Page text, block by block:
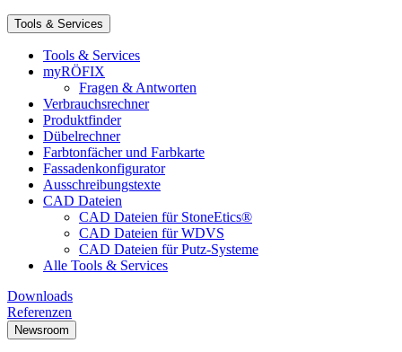
Tools & Services
Tools & Services
myRÖFIX
Fragen & Antworten
Verbrauchsrechner
Produktfinder
Dübelrechner
Farbtonfächer und Farbkarte
Fassadenkonfigurator
Ausschreibungstexte
CAD Dateien
CAD Dateien für StoneEtics®
CAD Dateien für WDVS
CAD Dateien für Putz-Systeme
Alle Tools & Services
Downloads
Referenzen
Newsroom